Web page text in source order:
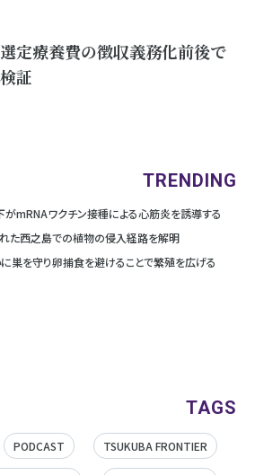
定療養費の徴収義務化前後で
証
TRENDING
がmRNAワクチン接種による心筋炎を誘導する
た⻄之島での植物の侵⼊経路を解明
巣を守り卵捕食を避けることで繁殖を広げる
TAGS
PODCAST TSUKUBA FRONTIER